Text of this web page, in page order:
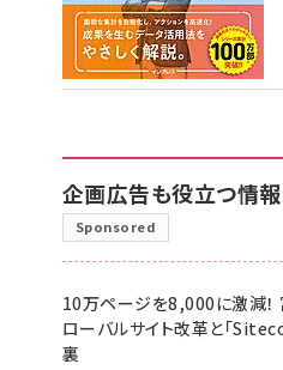
企画広告も役立つ情報
Sponsored
10万ページを8,000に激減
ローバルサイト改革と「
裏